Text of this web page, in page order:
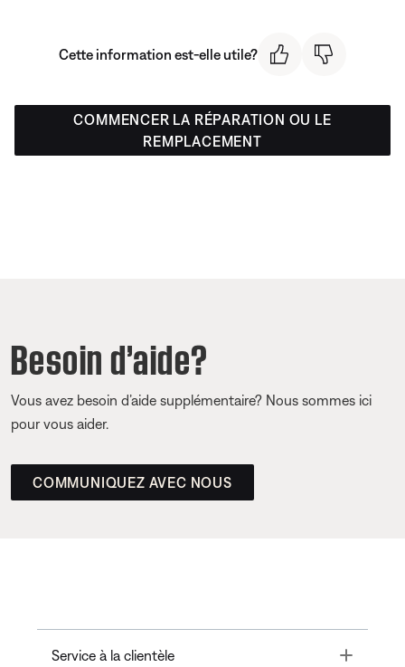
Cette information est-elle utile?
COMMENCER LA RÉPARATION OU LE
REMPLACEMENT
Besoin d’aide?
Vous avez besoin d’aide supplémentaire? Nous sommes ici
pour vous aider.
COMMUNIQUEZ AVEC NOUS
Service à la clientèle Toggle